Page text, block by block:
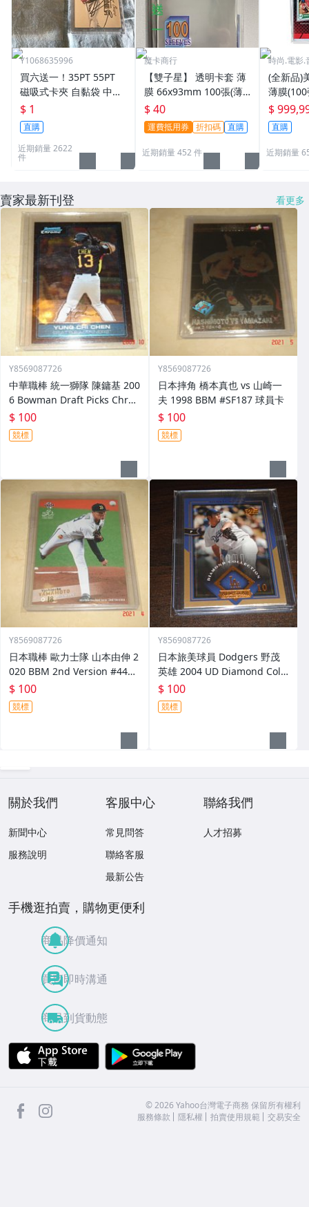
Y1068635996
買六送一！35PT 55PT
磁吸式卡夾 自黏袋 中華
職棒球員卡 遊戲王 寶可
夢PTCG 漫威 ultra pro
可用
$ 1
直購
近期銷量 2622
件
魔卡商行
【雙子星】 透明卡套 薄
膜 66x93mm 100張(薄)
適用 BBM MLB Topps C
PBL 球員卡
$ 40
運費抵用券 折扣碼 直購
近期銷量 452 件
時尚.電影.
(全新品)
薄膜
次到貨
$
直購
近期銷量
賣家最新刊登 看更多
Y8569087726
中華職棒 統一獅隊 陳鏞基 200
6 Bowman Draft Picks Chro
me #FG30 球員卡
$ 100
競標
Y8569087726
日本摔角 橋本真也 vs 山崎一
夫 1998 BBM #SF187 球員卡
$ 100
競標
Y8569087726
日本職棒 歐力士隊 山本由伸 2
020 BBM 2nd Version #448
球員卡
$ 100
競標
Y8569087726
日本旅美球員 Dodgers 野茂
英雄 2004 UD Diamond Colle
ction #43 球員卡
$ 100
競標
關於我們
新聞中心
服務說明
客服中心
常見問答
聯絡客服
最新公告
聯絡我們
人才招募
手機逛拍賣，購物更便利
商品降價通知
買賣即時溝通
商品到貨動態
APP Store
facebook ©2026 Yahoo台灣電子商務 保留所有權利
服務條款
隱私權 拍賣使用規範 交易安全